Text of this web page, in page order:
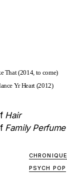
That(2014, to come)
Yr Heart (2012)
Hair
Family Perfume
CHRONIQUE
PSYCH POP